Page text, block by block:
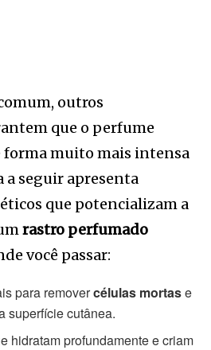
outros
que o perfume
forma muito mais intensa
a seguir apresenta
que potencializam a
rastro perfumado
você passar:
para removercélulas mortase
superfície cutânea.
hidratam profundamente e criam